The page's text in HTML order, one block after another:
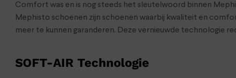
Comfort was en is nog steeds het sleutelwoord binnen
Mephisto schoenen zijn schoenen waarbij kwaliteit en
meer te kunnen garanderen. Deze vernieuwde technologie
SOFT-AIR Technologie